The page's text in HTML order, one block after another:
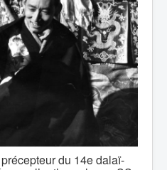
du 14e dalaï-